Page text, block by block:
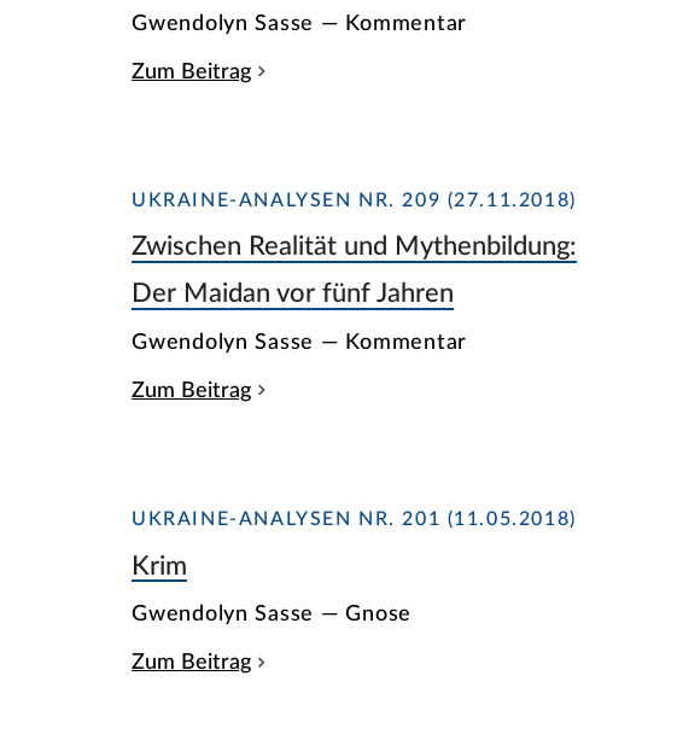
Gwendolyn Sasse — Kommentar
Zum Beitrag
UKRAINE-ANALYSEN NR. 209 (27.11.2018)
Zwischen Realität und Mythenbildung:
Der Maidan vor fünf Jahren
Gwendolyn Sasse — Kommentar
Zum Beitrag
UKRAINE-ANALYSEN NR. 201 (11.05.2018)
Krim
Gwendolyn Sasse — Gnose
Zum Beitrag